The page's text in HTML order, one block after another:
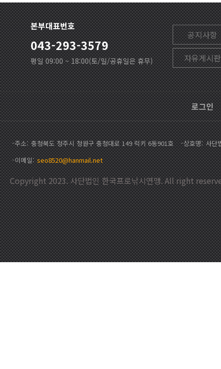
본부대표번호
043-293-3579
평일 09:00 ~ 18:00(토/일/공휴일은 휴무)
공지사항
자유게시판
로그인
주소 충청북도 청주시 청원구 충청대로 149 럭키 6동901호 상호명 사단
이메일 seo8520@hanmail.net
Copyright 2023. 사단법인 한국프로낚시연맹. All right